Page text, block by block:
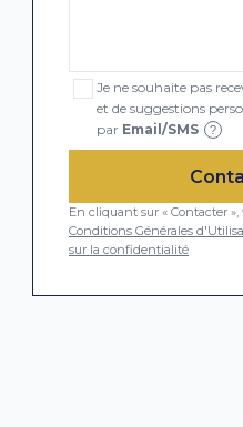
Je ne souhaite pas
et de suggestions
par Email/SMS ?
En cliquant sur « Contacter
Conditions Générales
sur la confidentialité